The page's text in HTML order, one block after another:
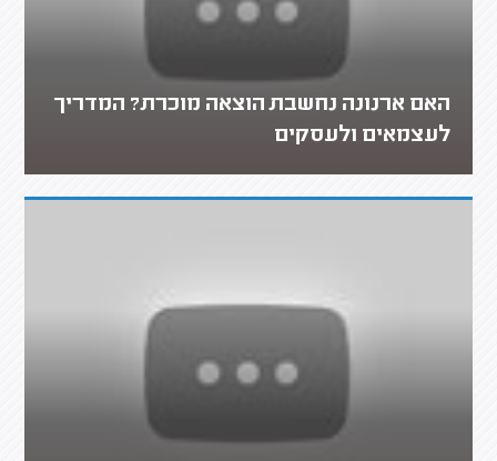
האם ארנונה נחשבת הוצאה מוכרת? המדריך
לעצמאים ולעסקים